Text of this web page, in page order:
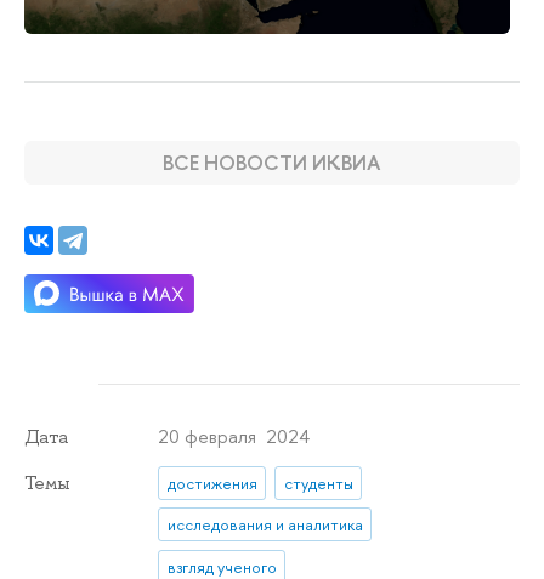
ВСЕ НОВОСТИ ИКВИА
Дата 20 февраля 2024
Темы достижения
студенты
исследования и аналитика
взгляд ученого